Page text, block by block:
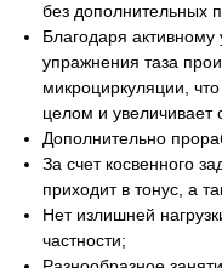
без дополнительных
Благодаря
упражнения таза
микроциркуляции,
целом и увеличивает
Дополнительно
За счет косвенного
приходит в тонус, а
Нет излишней
частности;